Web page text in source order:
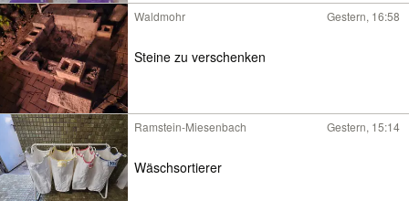
Waldmohr Gestern, 16:58
Steine zu verschenken
Ramstein-Miesenbach Gestern, 15:14
Wäschsortierer